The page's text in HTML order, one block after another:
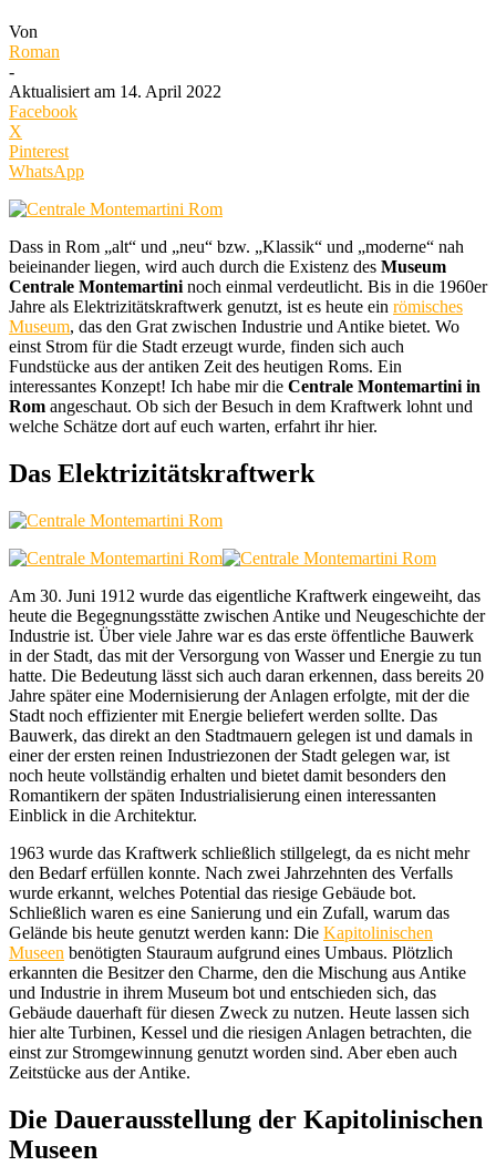
Von
Roman
-
Aktualisiert am 14. April 2022
Facebook
X
Pinterest
WhatsApp
Dass in Rom „alt“ und „neu“ bzw. „Klassik“ und „moderne“ nah
beieinander liegen, wird auch durch die Existenz des Museum
Centrale Montemartini noch einmal verdeutlicht. Bis in die 1960er
Jahre als Elektrizitätskraftwerk genutzt, ist es heute ein römisches
Museum, das den Grat zwischen Industrie und Antike bietet. Wo
einst Strom für die Stadt erzeugt wurde, finden sich auch
Fundstücke aus der antiken Zeit des heutigen Roms. Ein
interessantes Konzept! Ich habe mir die Centrale Montemartini in
Rom angeschaut. Ob sich der Besuch in dem Kraftwerk lohnt und
welche Schätze dort auf euch warten, erfahrt ihr hier.
Das Elektrizitätskraftwerk
Am 30. Juni 1912 wurde das eigentliche Kraftwerk eingeweiht, das
heute die Begegnungsstätte zwischen Antike und Neugeschichte der
Industrie ist. Über viele Jahre war es das erste öffentliche Bauwerk
in der Stadt, das mit der Versorgung von Wasser und Energie zu tun
hatte. Die Bedeutung lässt sich auch daran erkennen, dass bereits 20
Jahre später eine Modernisierung der Anlagen erfolgte, mit der die
Stadt noch effizienter mit Energie beliefert werden sollte. Das
Bauwerk, das direkt an den Stadtmauern gelegen ist und damals in
einer der ersten reinen Industriezonen der Stadt gelegen war, ist
noch heute vollständig erhalten und bietet damit besonders den
Romantikern der späten Industrialisierung einen interessanten
Einblick in die Architektur.
1963 wurde das Kraftwerk schließlich stillgelegt, da es nicht mehr
den Bedarf erfüllen konnte. Nach zwei Jahrzehnten des Verfalls
wurde erkannt, welches Potential das riesige Gebäude bot.
Schließlich waren es eine Sanierung und ein Zufall, warum das
Gelände bis heute genutzt werden kann: Die Kapitolinischen
Museen benötigten Stauraum aufgrund eines Umbaus. Plötzlich
erkannten die Besitzer den Charme, den die Mischung aus Antike
und Industrie in ihrem Museum bot und entschieden sich, das
Gebäude dauerhaft für diesen Zweck zu nutzen. Heute lassen sich
hier alte Turbinen, Kessel und die riesigen Anlagen betrachten, die
einst zur Stromgewinnung genutzt worden sind. Aber eben auch
Zeitstücke aus der Antike.
Die Dauerausstellung der Kapitolinischen
Museen